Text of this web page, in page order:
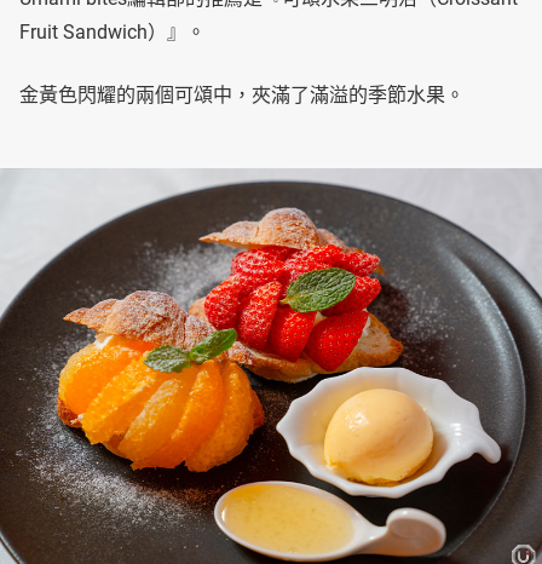
Fruit Sandwich）』。
金黃色閃耀的兩個可頌中，夾滿了滿溢的季節水果。